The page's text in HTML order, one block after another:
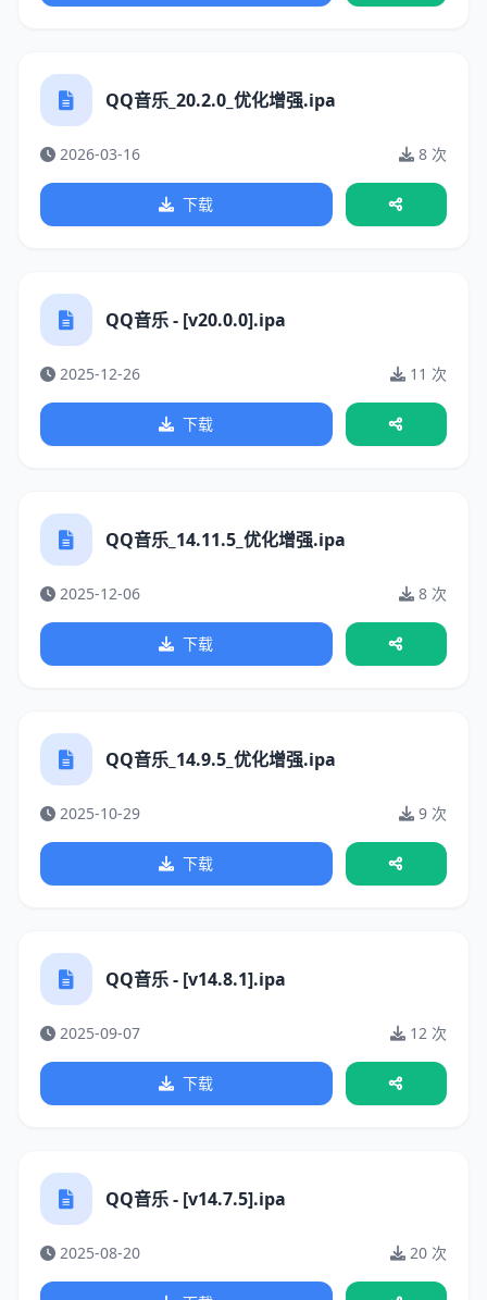
QQ音乐_20.2.0_优化增强.ipa
2026-03-16 8 次
下载
QQ音乐 - [v20.0.0].ipa
2025-12-26 11 次
下载
QQ音乐_14.11.5_优化增强.ipa
2025-12-06 8 次
下载
QQ音乐_14.9.5_优化增强.ipa
2025-10-29 9 次
下载
QQ音乐 - [v14.8.1].ipa
2025-09-07 12 次
下载
QQ音乐 - [v14.7.5].ipa
2025-08-20 20 次